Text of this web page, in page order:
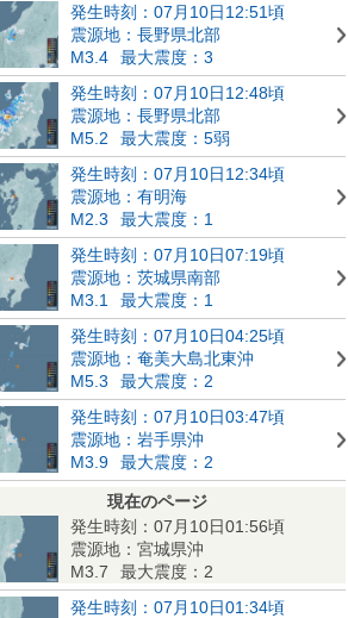
発生時刻：07月10日12:51頃
震源地：長野県北部
M3.4
最大震度：3
発生時刻：07月10日12:48頃
震源地：長野県北部
M5.2
最大震度：5弱
発生時刻：07月10日12:34頃
震源地：有明海
M2.3
最大震度：1
発生時刻：07月10日07:19頃
震源地：茨城県南部
M3.1
最大震度：1
発生時刻：07月10日04:25頃
震源地：奄美大島北東沖
M5.3
最大震度：2
発生時刻：07月10日03:47頃
震源地：岩手県沖
M3.9
最大震度：2
現在のページ
発生時刻：07月10日01:56頃
震源地：宮城県沖
M3.7
最大震度：2
発生時刻：07月10日01:34頃